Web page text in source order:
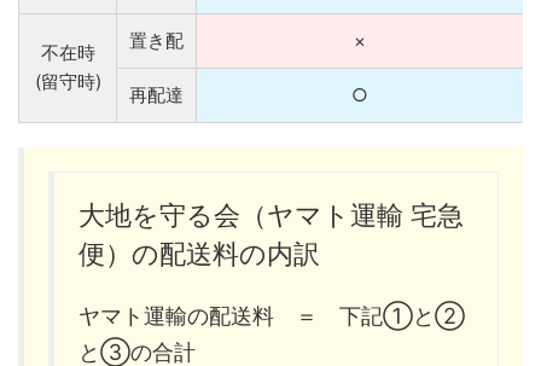
不在時
(留守時)
置き配 ×
再配達 ○
大地を守る会（ヤマト運輸 宅急
便）の配送料の内訳
ヤマト運輸の配送料 ＝ 下記①と②
と③の合計